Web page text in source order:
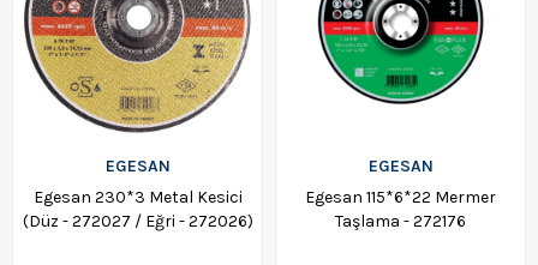
EGESAN
Egesan 230*3 Metal Kesici
(Düz - 272027 / Eğri - 272026)
EGESAN
Egesan 115*6*22 Mermer
Taşlama - 272176